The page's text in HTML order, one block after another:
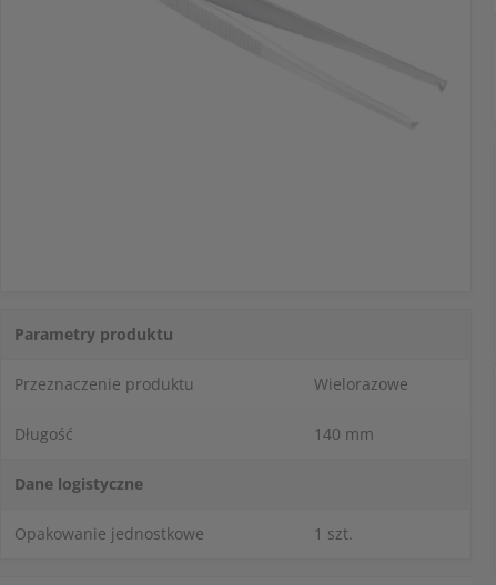
Parametry produktu
Przeznaczenie produktu Wielorazowe
Długość 140 mm
Dane logistyczne
Opakowanie jednostkowe 1 szt.